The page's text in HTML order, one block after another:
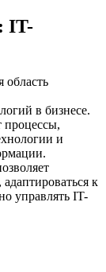
IT-
в бизнесе.
процессы,
и
к
управлять IT-